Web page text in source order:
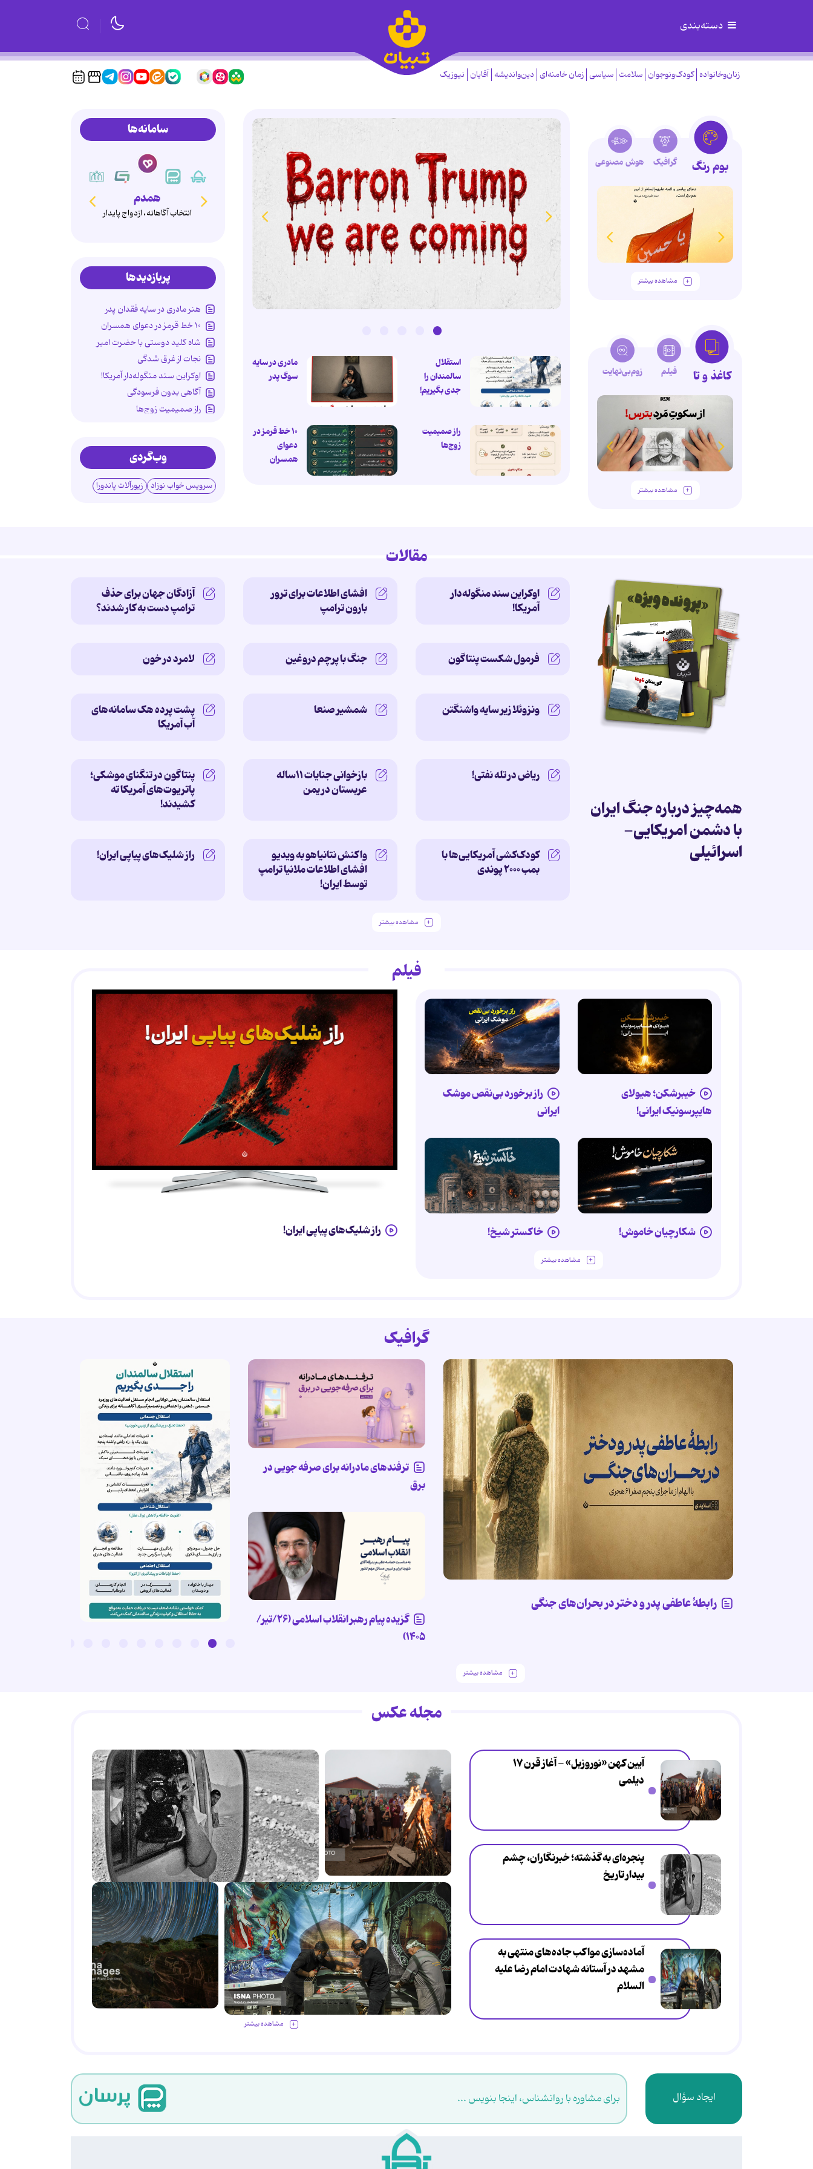
دسته‌بندی
زنان‌وخانواده کودک‌ونوجوان سلامت سیاسی زمان خامنه‌ای دین‌واندیشه آقایان نیوزیک
استقلال
سالمندان را
جدی بگیریم!
مادری در سایه
سوگ پدر
راز صمیمیت
زوج‌ها
۱۰ خط قرمز در
دعوای
همسران
بوم رنگ گرافیک هوش مصنوعی
مشاهده بیشتر
کاغذ و تا فیلم زوم‌بی‌نهایت
مشاهده بیشتر
سامانه‌ها
همدم
انتخاب آگاهانه، ازدواج پایدار
پربازدیدها
هنر مادری در سایه‌ فقدان پدر
۱۰ خط قرمز در دعوای همسران
شاه کلید دوستی با حضرت امیر
نجات از غرق شدگی
اوکراین سند منگوله‌دار آمریکا!
آگاهی بدون فرسودگی
راز صمیمیت زوج‌ها
چگونه استقلال سالمندان را حفظ
کنیم؟
وب‌گردی
سرویس خواب نوزاد زیورآلات پاندورا
مقالات
همه‌چیز درباره جنگ ایران
با دشمن امریکایی-
اسرائیلی
اوکراین سند منگوله‌دار
آمریکا!
افشای اطلاعات برای ترور
بارون ترامپ
آزادگان جهان برای حذف
ترامپ دست به کار شدند؟
فرمول شکست پنتاگون جنگ با پرچم دروغین لامرد در خون
ونزوئلا زیر سایه‌ واشنگتن شمشیر صنعا
پشت پرده‌ هک سامانه‌های
آب آمریکا
ریاض در تله نفتی!
بازخوانی جنایات ۱۱ساله‌
عربستان در یمن
پنتاگون در تنگنای موشکی؛
پاتریوت‌های آمریکا ته
کشیدند!
کودک‌کشی آمریکایی‌ها با
بمب ۲۰۰۰ پوندی
واکنش نتانیاهو به ویدیو
افشای اطلاعات ملانیا ترامپ
توسط ایران!
راز شلیک‌های پیاپی ایران!
مشاهده بیشتر
فیلم
خیبرشکن؛ هیولای
هایپرسونیک ایرانی!
راز برخورد بی‌نقص موشک
ایرانی
شکارچیان خاموش! خاکستر شیخ!
مشاهده بیشتر
راز شلیک‌های پیاپی ایران!
گرافیک
رابطۀ عاطفی پدر و دختر در بحران‌های جنگی
ترفندهای مادرانه برای صرفه جویی در
برق
گزیده پیام رهبر انقلاب اسلامی (۲۶/تیر/
۱۴۰۵)
مشاهده بیشتر
مجله عکس
آیین کهن «نوروزبل» - آغاز قرن ۱۷
دیلمی
پنجره‌ای به گذشته؛ خبرنگاران، چشم
بیدار تاریخ
آماده‌سازی مواکب جاده‌های منتهی به
مشهد در آستانه شهادت امام رضا علیه
السلام
مشاهده بیشتر
ایجاد سؤال برای مشاوره با روانشناس، اینجا بنویس ...
.